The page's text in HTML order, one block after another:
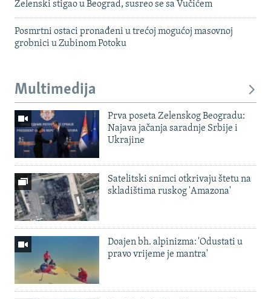
Zelenski stigao u Beograd, susreo se sa Vučićem
Posmrtni ostaci pronađeni u trećoj mogućoj masovnoj
grobnici u Zubinom Potoku
Multimedija
Prva poseta Zelenskog Beogradu:
Najava jačanja saradnje Srbije i
Ukrajine
Satelitski snimci otkrivaju štetu na
skladištima ruskog 'Amazona'
Doajen bh. alpinizma: 'Odustati u
pravo vrijeme je mantra'